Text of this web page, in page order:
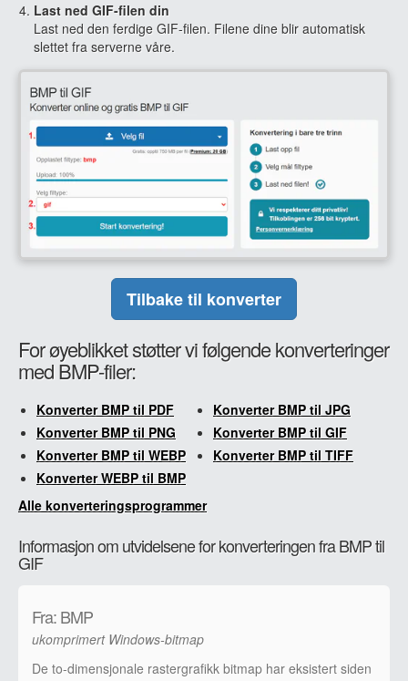
Last ned GIF-filen din
Last ned den ferdige GIF-filen. Filene dine blir automatisk
slettet fra serverne våre.
Tilbake til konverter
For øyeblikket støtter vi følgende konverteringer
med BMP-filer:
Konverter BMP til PDF
Konverter BMP til JPG
Konverter BMP til PNG
Konverter BMP til GIF
Konverter BMP til WEBP
Konverter BMP til TIFF
Konverter WEBP til BMP
Alle konverteringsprogrammer
Informasjon om utvidelsene for konverteringen fra BMP til
GIF
Fra: BMP
ukomprimert Windows-bitmap
De to-dimensjonale rastergrafikk bitmap har eksistert siden